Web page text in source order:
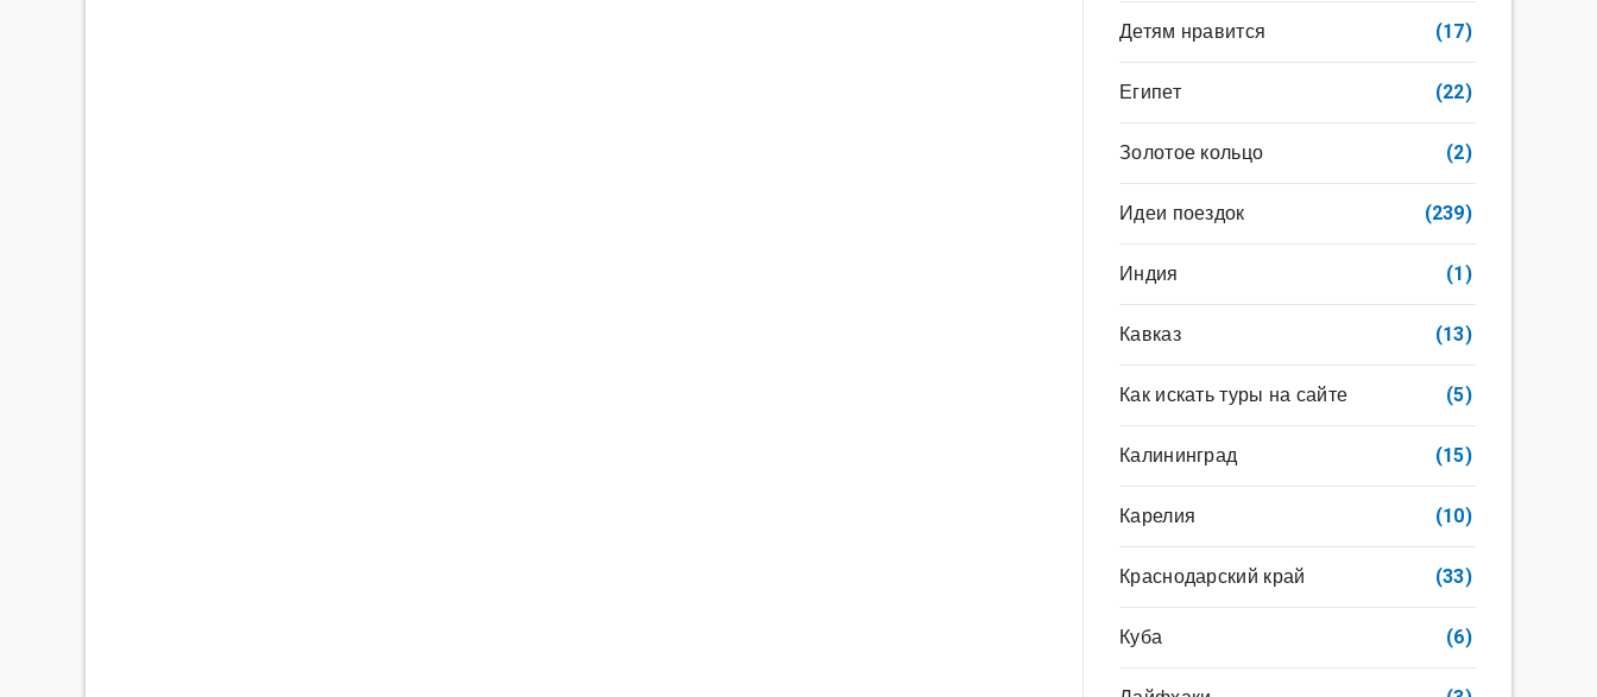
Детям нравится (17)
Египет (22)
Золотое кольцо (2)
Идеи поездок (239)
Индия (1)
Кавказ (13)
Как искать туры на сайте (5)
Калининград (15)
Карелия (10)
Краснодарский край (33)
Куба (6)